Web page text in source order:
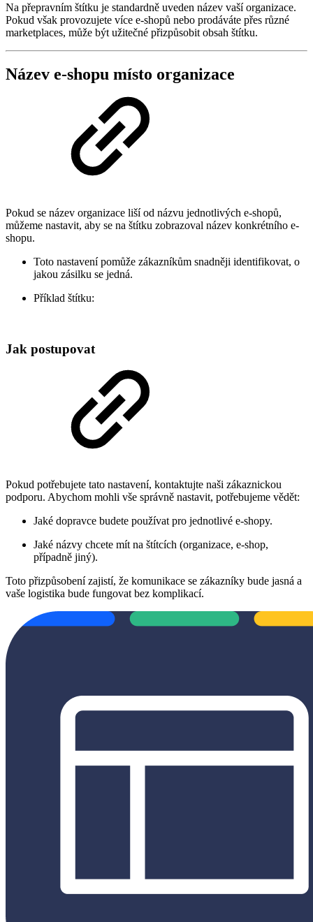
Na přepravním štítku je standardně uveden název vaší organizace.
Pokud však provozujete více e-shopů nebo prodáváte přes různé
marketplaces, může být užitečné přizpůsobit obsah štítku.
Název e-shopu místo organizace
Pokud se název organizace liší od názvu jednotlivých e-shopů,
můžeme nastavit, aby se na štítku zobrazoval název konkrétního e-
shopu.
Toto nastavení pomůže zákazníkům snadněji identifikovat, o
jakou zásilku se jedná.
Příklad štítku:
Jak postupovat
Pokud potřebujete tato nastavení, kontaktujte naši zákaznickou
podporu. Abychom mohli vše správně nastavit, potřebujeme vědět:
Jaké dopravce budete používat pro jednotlivé e-shopy.
Jaké názvy chcete mít na štítcích (organizace, e-shop,
případně jiný).
Toto přizpůsobení zajistí, že komunikace se zákazníky bude jasná a
vaše logistika bude fungovat bez komplikací.